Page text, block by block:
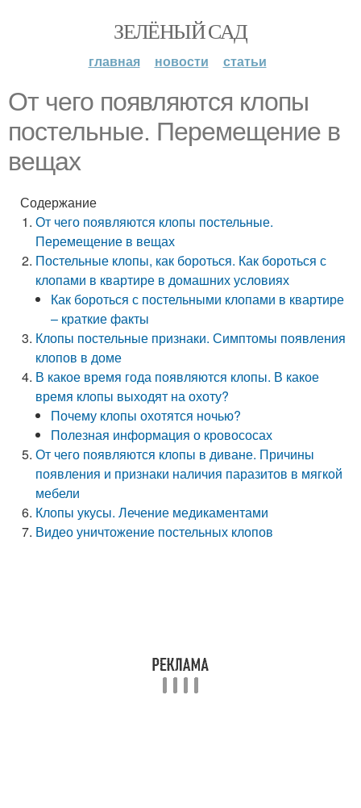
ЗЕЛЁНЫЙ САД
главная новости статьи
От чего появляются клопы
постельные. Перемещение в
вещах
Содержание
От чего появляются клопы постельные.
Перемещение в вещах
Постельные клопы, как бороться. Как бороться с
клопами в квартире в домашних условиях
Как бороться с постельными клопами в квартире
– краткие факты
Клопы постельные признаки. Симптомы появления
клопов в доме
В какое время года появляются клопы. В какое
время клопы выходят на охоту?
Почему клопы охотятся ночью?
Полезная информация о кровососах
От чего появляются клопы в диване. Причины
появления и признаки наличия паразитов в мягкой
мебели
Клопы укусы. Лечение медикаментами
Видео уничтожение постельных клопов